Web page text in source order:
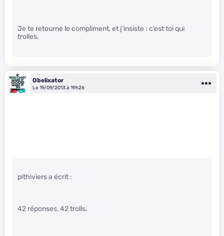
Je te retourne le compliment, et j’insiste : c’est toi qui
trolles.
Obelixator
Le 19/09/2013 à 19h26
pithiviers a écrit :
42 réponses, 42 trolls.